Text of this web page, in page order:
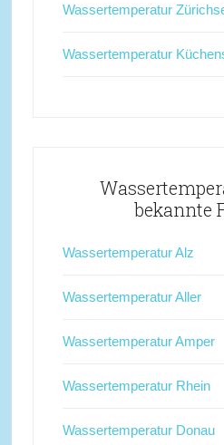
Wassertemperatur
Wassertemperatur
bekannte
Wassertemperatur Alz
Wassertemperatur Aller
Wassertemperatur Amper
Wassertemperatur Rhein
Wassertemperatur Donau